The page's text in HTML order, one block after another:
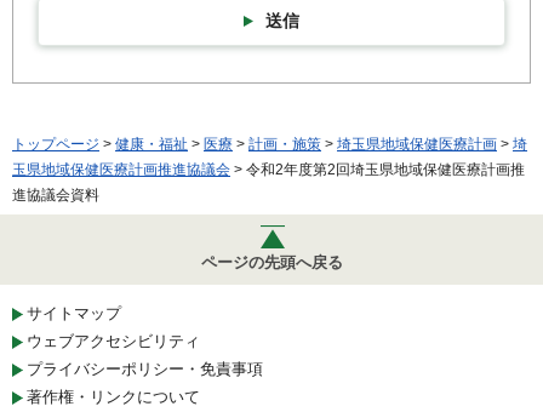
送信
トップページ > 健康・福祉 > 医療 > 計画・施策 > 埼玉県地域保健医療計画 > 埼
玉県地域保健医療計画推進協議会 > 令和2年度第2回埼玉県地域保健医療計画推
進協議会資料
ページの先頭へ戻る
サイトマップ
ウェブアクセシビリティ
プライバシーポリシー・免責事項
著作権・リンクについて